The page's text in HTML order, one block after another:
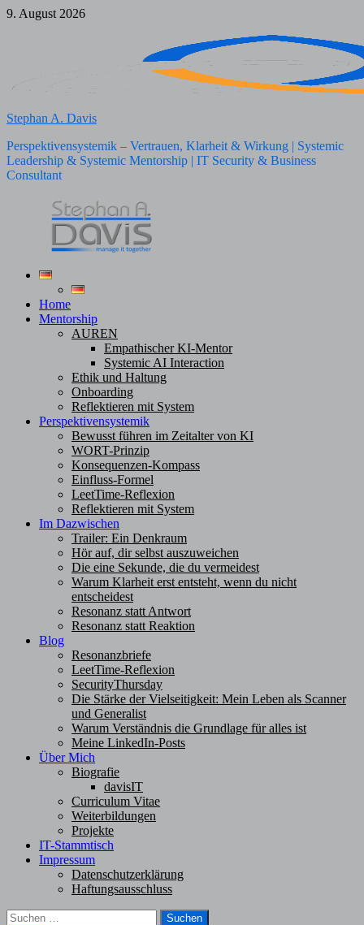
Zum
9. August 2026
Stephan A. Davis
Perspektivensystemik – Vertrauen, Klarheit & Wirkung | Systemic
Leadership & Systemic Mentorship | IT Security & Business
Consultant
Home
Mentorship
AUREN
Empathischer KI-Mentor
Systemic AI Interaction
Ethik und Haltung
Onboarding
Reflektieren mit System
Perspektivensystemik
Bewusst führen im Zeitalter von KI
WORT-Prinzip
Konsequenzen-Kompass
Einfluss-Formel
LeetTime-Reflexion
Reflektieren mit System
Im Dazwischen
Trailer: Ein Denkraum
Hör auf, dir selbst auszuweichen
Die eine Sekunde, die du vermeidest
Warum Klarheit erst entsteht, wenn du nicht
entscheidest
Resonanz statt Antwort
Resonanz statt Reaktion
Blog
Resonanzbriefe
LeetTime-Reflexion
SecurityThursday
Die Stärke der Vielseitigkeit: Mein Leben als Scanner
und Generalist
Warum Verständnis die Grundlage für alles ist
Meine LinkedIn-Posts
Über Mich
Biografie
davisIT
Curriculum Vitae
Weiterbildungen
Projekte
IT-Stammtisch
Impressum
Datenschutzerklärung
Haftungsausschluss
Suchen